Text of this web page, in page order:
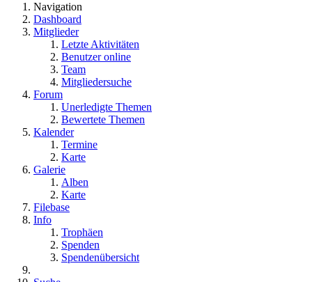
Navigation
Dashboard
Mitglieder
Letzte Aktivitäten
Benutzer online
Team
Mitgliedersuche
Forum
Unerledigte Themen
Bewertete Themen
Kalender
Termine
Karte
Galerie
Alben
Karte
Filebase
Info
Trophäen
Spenden
Spendenübersicht